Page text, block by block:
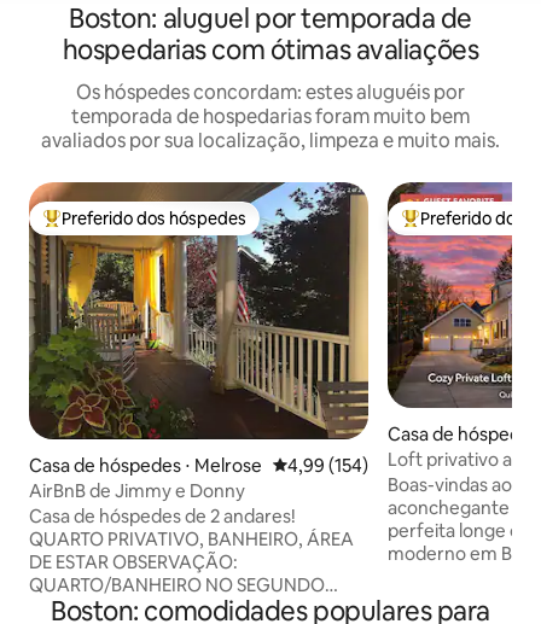
Boston: aluguel por temporada de
hospedarias com ótimas avaliações
Os hóspedes concordam: estes aluguéis por
temporada de hospedarias foram muito bem
avaliados por sua localização, limpeza e muito mais.
Entre os melhores preferidos dos hóspedes
Preferido dos hóspedes
Casa de hóspedes ⋅ Melrose 4,99 de uma avaliação média de
4,99 (154)
AirBnB de Jimmy e Donny
Casa de hóspedes de 2 andares!
QUARTO PRIVATIVO, BANHEIRO, ÁREA
DE ESTAR OBSERVAÇÃO:
QUARTO/BANHEIRO NO SEGUNDO
ANDAR, ACESSO POR ESCADA EM
Entre os
Preferido dos
Casa de
Loft privativo
acesso a Boston
Boas-vindas ao
aconchegante e
perfeita longe de
moderno em
completo
Boston: comodidades populares para